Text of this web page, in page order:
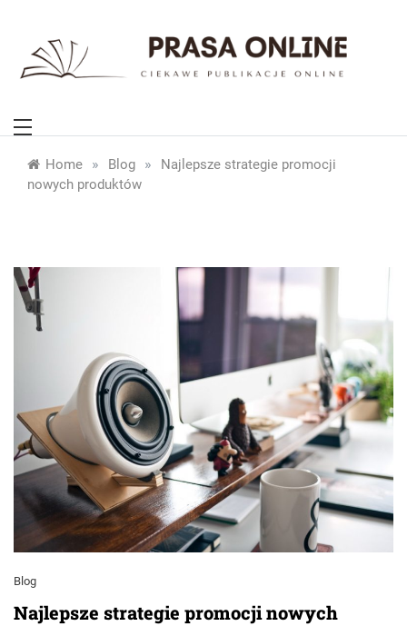
content
PrasaOnline.eu
Home » Blog »
Najlepsze strategie promocji
nowych produktów
Blog
Najlepsze strategie promocji nowych